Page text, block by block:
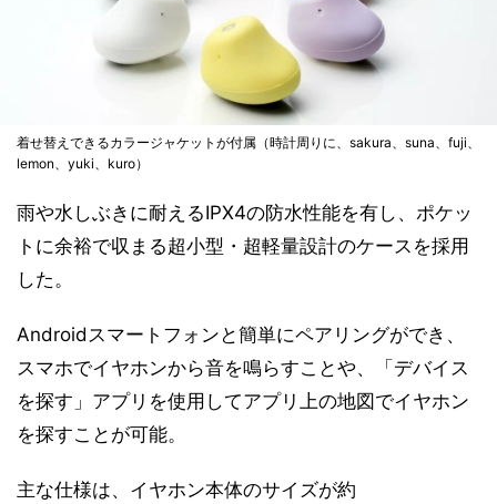
着せ替えできるカラージャケットが付属（時計周りに、sakura、suna、fuji、
lemon、yuki、kuro）
雨や水しぶきに耐えるIPX4の防水性能を有し、ポケッ
トに余裕で収まる超小型・超軽量設計のケースを採用
した。
Androidスマートフォンと簡単にペアリングができ、
スマホでイヤホンから音を鳴らすことや、「デバイス
を探す」アプリを使用してアプリ上の地図でイヤホン
を探すことが可能。
主な仕様は、イヤホン本体のサイズが約